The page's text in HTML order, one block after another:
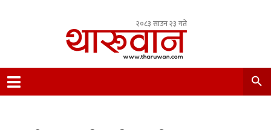
२०८३ साउन २३ गते
Nepal.